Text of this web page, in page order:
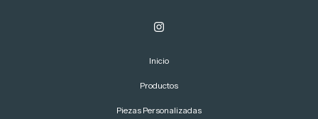
Inicio
Productos
Piezas Personalizadas